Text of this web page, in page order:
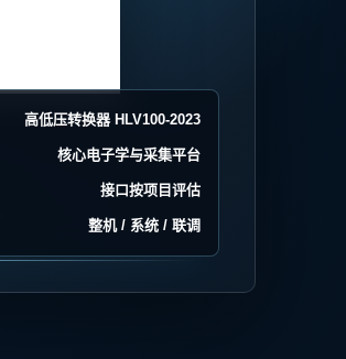
高低压转换器 HLV100-2023
核心电子学与采集平台
接口按项目评估
整机 / 系统 / 联调